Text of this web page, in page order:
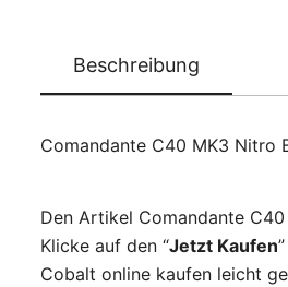
Beschreibung
Comandante C40 MK3 Nitro
Den Artikel Comandante
Klicke auf den “Jetzt Kaufen
Cobalt online kaufen leicht